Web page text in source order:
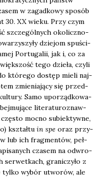
w zagad­ko­wy spo­sób
XX wie­ku. Przy czym
szcze­gól­nych oko­licz­no­
dzie­jom spu­ści­
Por­tu­ga­lii, jak i, co za
tego dzie­ła, czy­li
któ­re­go dostęp mie­li naj­
zmie­nia­ją­cy się przed­
Samo upo­rząd­ko­wa­
lite­ra­tu­ro­znaw­
moc­no subiek­tyw­ne,
kształ­tu in spe oraz przy­
lub ich frag­men­tów, peł­
cza­sem na odwro­
ser­wet­kach, gra­ni­czy­ło z
tyl­ko wybór utwo­rów, ale